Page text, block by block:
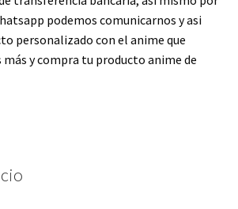
podemos comunicarnos y asi
personalizado con el anime que
más y compra tu producto anime de